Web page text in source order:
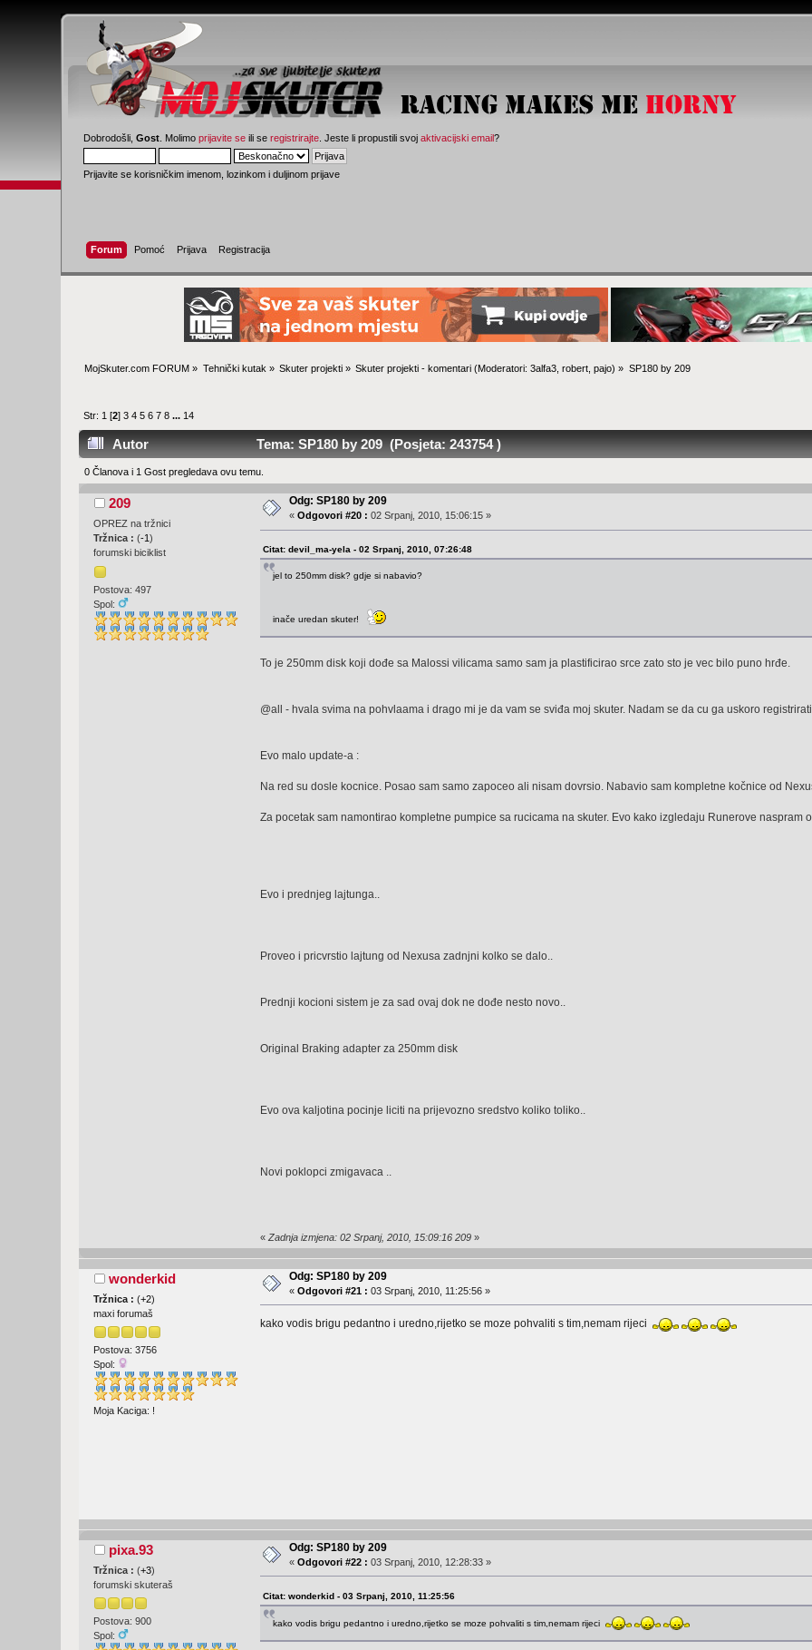
Dobrodošli,Gost . Molimoprijavite se ili seregistrirajte . Jeste li propustili svojaktivacijski email?
Prijavite se korisničkim imenom, lozinkom i duljinom prijave
Forum Pomoć Prijava Registracija
MojSkuter.com FORUM » Tehnički kutak » Skuter projekti » Skuter projekti - komentari (Moderatori:3alfa3 ,robert ,pajo) » SP180 by 209
Str: 1 [2]3 4 5 6 7 8 ... 14
Autor Tema: SP180 by 209 (Posjeta: 243754 )
0 Članova i 1 Gost pregledava ovu temu.
209
OPREZ na tržnici
Tržnica :(-1)
forumski biciklist
Postova: 497
Spol:
Odg: SP180 by 209
«Odgovori #20 : 02 Srpanj, 2010, 15:06:15 »
Citat: devil_ma-yela - 02 Srpanj, 2010, 07:26:48
jel to 250mm disk? gdje si nabavio?
inače uredan skuter!
To je 250mm disk koji dođe sa Malossi vilicama samo sam ja plastificirao srce zato sto je vec bilo puno hrđe.
@all - hvala svima na pohvlaama i drago mi je da vam se sviđa moj skuter. Nadam se da cu ga uskoro
Evo malo update-a :
Na red su dosle kocnice. Posao sam samo zapoceo ali nisam dovrsio. Nabavio sam kompletne kočnice od
Za pocetak sam namontirao kompletne pumpice sa rucicama na skuter. Evo kako izgledaju Runerove naspram
Evo i prednjeg lajtunga..
Proveo i pricvrstio lajtung od Nexusa zadnjni kolko se dalo..
Prednji kocioni sistem je za sad ovaj dok ne dođe nesto novo..
Original Braking adapter za 250mm disk
Evo ova kaljotina pocinje liciti na prijevozno sredstvo koliko toliko..
Novi poklopci zmigavaca ..
« Zadnja izmjena: 02 Srpanj, 2010, 15:09:16 209»
wonderkid
Tržnica :(+2)
maxi forumaš
Postova: 3756
Spol:
Moja Kaciga: !
Odg: SP180 by 209
«Odgovori #21 : 03 Srpanj, 2010, 11:25:56 »
kako vodis brigu pedantno i uredno,rijetko se moze pohvaliti s tim,nemam rijeci
pixa.93
Tržnica :(+3)
forumski skuteraš
Postova: 900
Spol:
Odg: SP180 by 209
«Odgovori #22 : 03 Srpanj, 2010, 12:28:33 »
Citat: wonderkid - 03 Srpanj, 2010, 11:25:56
kako vodis brigu pedantno i uredno,rijetko se moze pohvaliti s tim,nemam rijeci